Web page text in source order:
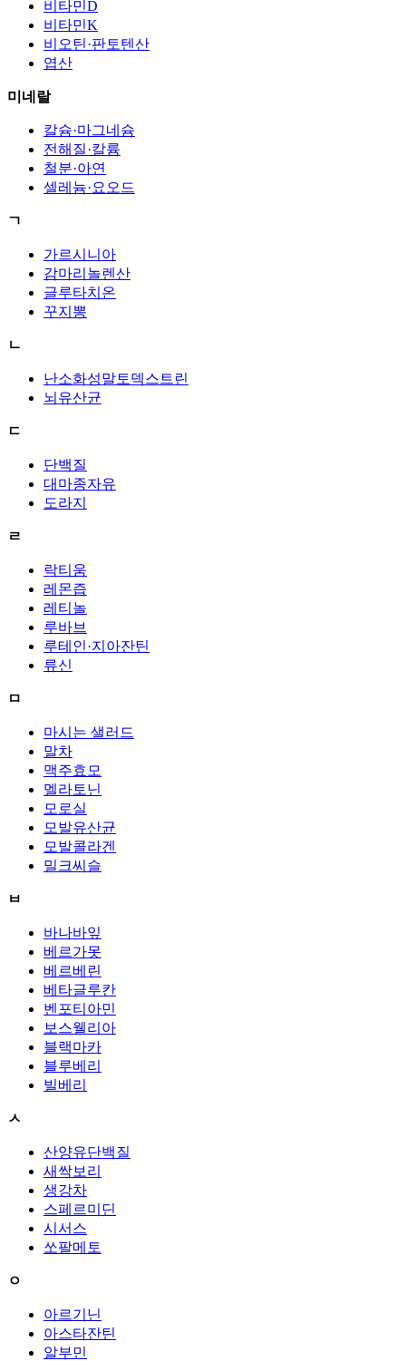
비타민D
비타민K
비오틴·판토텐산
엽산
미네랄
칼슘·마그네슘
전해질·칼륨
철분·아연
셀레늄·요오드
ㄱ
가르시니아
감마리놀렌산
글루타치온
꾸지뽕
ㄴ
난소화성말토덱스트린
뇌유산균
ㄷ
단백질
대마종자유
도라지
ㄹ
락티움
레몬즙
레티놀
루바브
루테인·지아잔틴
류신
ㅁ
마시는 샐러드
말차
맥주효모
멜라토닌
모로실
모발유산균
모발콜라겐
밀크씨슬
ㅂ
바나바잎
베르가못
베르베린
베타글루칸
벤포티아민
보스웰리아
블랙마카
블루베리
빌베리
ㅅ
산양유단백질
새싹보리
생강차
스페르미딘
시서스
쏘팔메토
ㅇ
아르기닌
아스타잔틴
알부민